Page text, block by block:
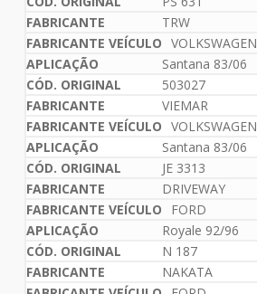
TRW
VOLKSWAGEN
Santana 83/06
503027
VIEMAR
VOLKSWAGEN
Santana 83/06
JE 3313
DRIVEWAY
FORD
Royale 92/96
N 187
NAKATA